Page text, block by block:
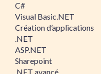
C#
Visual Basic.NET
Création d’applications
.NET
ASP.NET
Sharepoint
.NET avancé